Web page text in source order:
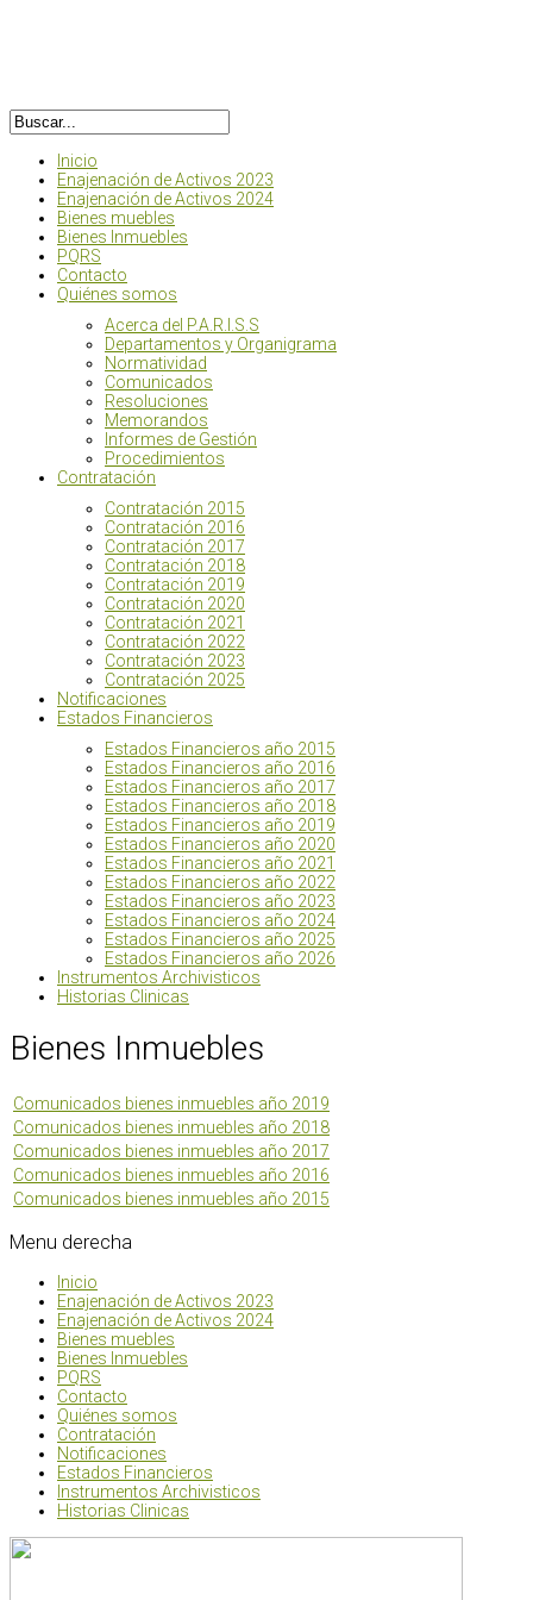
Inicio
Enajenación de Activos 2023
Enajenación de Activos 2024
Bienes muebles
Bienes Inmuebles
PQRS
Contacto
Quiénes somos
Acerca del P.A.R.I.S.S
Departamentos y Organigrama
Normatividad
Comunicados
Resoluciones
Memorandos
Informes de Gestión
Procedimientos
Contratación
Contratación 2015
Contratación 2016
Contratación 2017
Contratación 2018
Contratación 2019
Contratación 2020
Contratación 2021
Contratación 2022
Contratación 2023
Contratación 2025
Notificaciones
Estados Financieros
Estados Financieros año 2015
Estados Financieros año 2016
Estados Financieros año 2017
Estados Financieros año 2018
Estados Financieros año 2019
Estados Financieros año 2020
Estados Financieros año 2021
Estados Financieros año 2022
Estados Financieros año 2023
Estados Financieros año 2024
Estados Financieros año 2025
Estados Financieros año 2026
Instrumentos Archivisticos
Historias Clinicas
Bienes Inmuebles
Comunicados bienes inmuebles año 2019
Comunicados bienes inmuebles año 2018
Comunicados bienes inmuebles año 2017
Comunicados bienes inmuebles año 2016
Comunicados bienes inmuebles año 2015
Menu derecha
Inicio
Enajenación de Activos 2023
Enajenación de Activos 2024
Bienes muebles
Bienes Inmuebles
PQRS
Contacto
Quiénes somos
Contratación
Notificaciones
Estados Financieros
Instrumentos Archivisticos
Historias Clinicas